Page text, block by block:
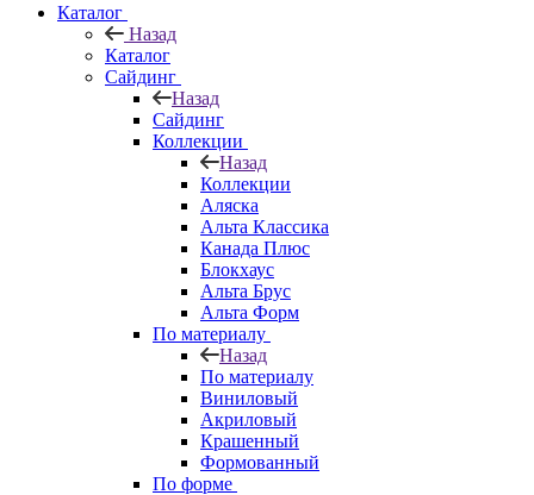
Каталог
Назад
Каталог
Сайдинг
Назад
Сайдинг
Коллекции
Назад
Коллекции
Аляска
Альта Классика
Канада Плюс
Блокхаус
Альта Брус
Альта Форм
По материалу
Назад
По материалу
Виниловый
Акриловый
Крашенный
Формованный
По форме